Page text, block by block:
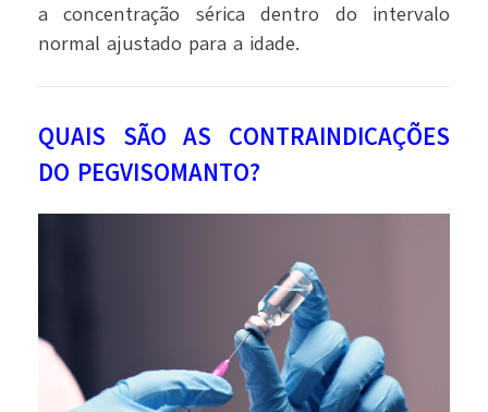
a concentração sérica dentro do intervalo
normal ajustado para a idade.
QUAIS SÃO AS CONTRAINDICAÇÕES
DO PEGVISOMANTO?